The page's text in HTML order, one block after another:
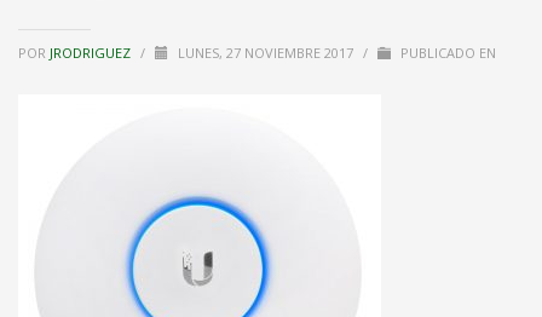
POR JRODRIGUEZ / LUNES, 27 NOVIEMBRE 2017 / PUBLICADO EN